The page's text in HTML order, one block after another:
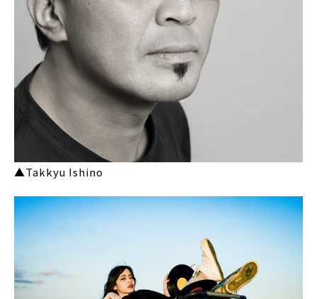
▲Takkyu Ishino